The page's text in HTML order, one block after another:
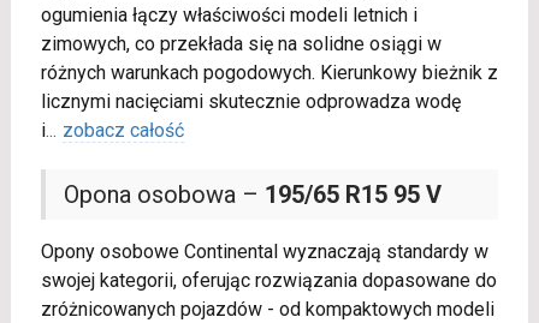
ogumienia łączy właściwości modeli letnich i
zimowych, co przekłada się na solidne osiągi w
różnych warunkach pogodowych. Kierunkowy bieżnik z
licznymi nacięciami skutecznie odprowadza wodę
i... zobacz całość
Opona osobowa – 195/65 R15 95 V
Opony osobowe Continental wyznaczają standardy w
swojej kategorii, oferując rozwiązania dopasowane do
zróżnicowanych pojazdów - od kompaktowych modeli